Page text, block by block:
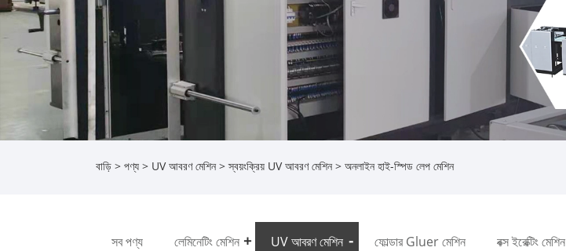
বাড়ি > পণ্য > UV আবরণ মেশিন>স্বয়ংক্রিয় UV আবরণ মেশিন> অনলাইন হাই-স্পিড লেপ মেশিন
সব পণ্য লেমিনেটিং মেশিন UV আবরণ মেশিন ফোল্ডার Gluer মেশিন বক্স ইরেক্টিং মেশিন